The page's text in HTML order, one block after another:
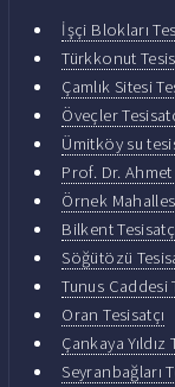
İşçi Blokları
Türkkonut
Çamlık Sitesi
Öveçler
Ümitköy su
Prof. Dr. Ahmet
Örnek
Bilkent
Söğütözü
Tunus Caddesi
Oran Tesisatçı
Çankaya Yıldız
Seyranbağları